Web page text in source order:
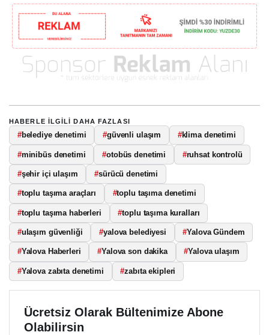
HABERLE ILGILI DAHA FAZLASI
#belediye denetimi #güvenli ulaşım #klima denetimi
#minibüs denetimi #otobüs denetimi #ruhsat kontrolü
#şehir içi ulaşım #sürücü denetimi
#toplu taşıma araçları #toplu taşıma denetimi
#toplu taşıma haberleri #toplu taşıma kuralları
#ulaşım güvenliği #yalova belediyesi #Yalova Gündem
#Yalova Haberleri #Yalova son dakika #Yalova ulaşım
#Yalova zabıta denetimi #zabıta ekipleri
Ücretsiz Olarak Bültenimize Abone
Olabilirsin